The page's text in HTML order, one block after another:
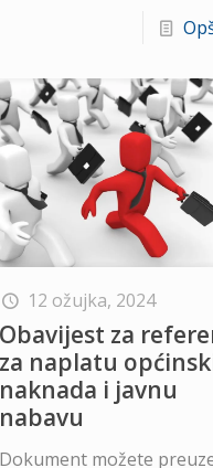
12 ožujka, 2024
Obavijest za
za naplatu
naknada i javnu
nabavu
Dokument možete